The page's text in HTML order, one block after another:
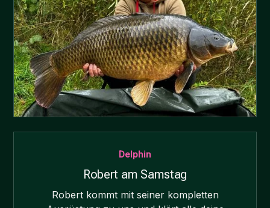
Delphin
Robert am Samstag
Robert kommt mit seiner kompletten